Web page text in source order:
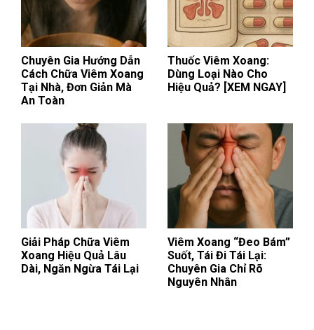
Chuyên Gia Hướng Dẫn
Cách Chữa Viêm Xoang
Tại Nhà, Đơn Giản Mà
An Toàn
Thuốc Viêm Xoang:
Dùng Loại Nào Cho
Hiệu Quả? [XEM NGAY]
Giải Pháp Chữa Viêm
Xoang Hiệu Quả Lâu
Dài, Ngăn Ngừa Tái Lại
Viêm Xoang “Đeo Bám”
Suốt, Tái Đi Tái Lại:
Chuyên Gia Chỉ Rõ
Nguyên Nhân